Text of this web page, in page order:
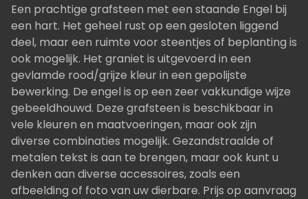
Een prachtige grafsteen met een staande Engel bij
een hart. Het geheel rust op een gesloten liggend
deel, maar een ruimte voor steentjes of beplanting is
ook mogelijk. Het graniet is uitgevoerd in een
gevlamde rood/grijze kleur in een gepolijste
bewerking. De engel is op een zeer vakkundige wijze
gebeeldhouwd. Deze grafsteen is beschikbaar in
vele kleuren en maatvoeringen, maar ook zijn
diverse combinaties mogelijk. Gezandstraalde of
metalen tekst is aan te brengen, maar ook kunt u
denken aan diverse accessoires, zoals een
afbeelding of foto van uw dierbare. Prijs op aanvraag